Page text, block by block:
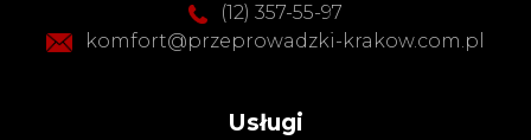
(12) 357-55-97
komfort@przeprowadzki-krakow.com.pl
Usługi